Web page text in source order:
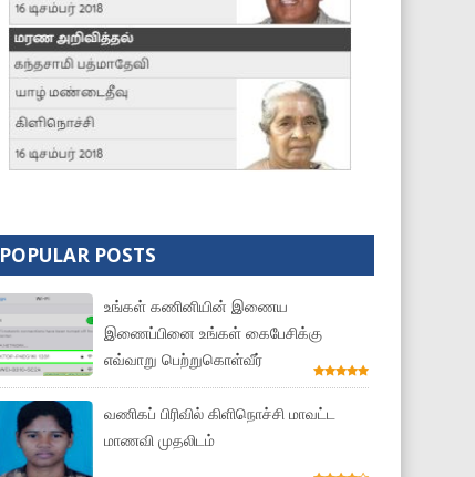
POPULAR POSTS
உங்கள் கணினியின் இணைய
இணைப்பினை உங்கள் கைபேசிக்கு
எவ்வாறு பெற்றுகொள்வீர்
வணிகப் பிரிவில் கிளிநொச்சி மாவட்ட
மாணவி முதலிடம்